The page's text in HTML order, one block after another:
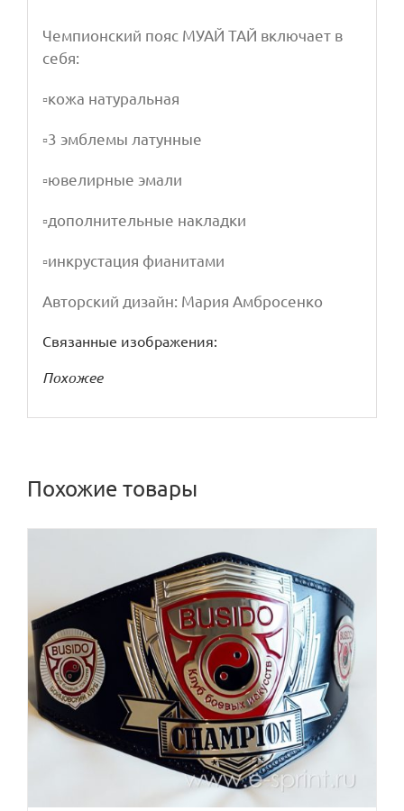
Чемпионский пояс МУАЙ ТАЙ включает в
себя:
▫️кожа натуральная
▫️3 эмблемы латунные
▫️ювелирные эмали
▫️дополнительные накладки
▫️инкрустация фианитами
Авторский дизайн: Мария Амбросенко
Связанные изображения:
Похожее
Похожие товары
ДЕТАЛИ